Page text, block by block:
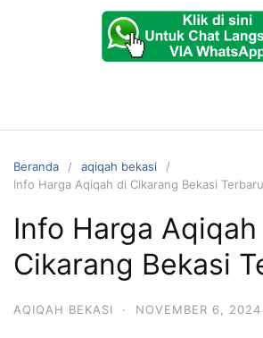
Beranda
aqiqah bekasi
Info Harga Aqiqah di Cikarang Bekasi Terbaru
Info Harga
Cikarang Bekasi
AQIQAH BEKASI · NOVEMBER 6, 2024